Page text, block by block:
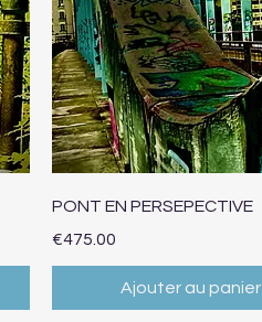
Aperçu rapide
PONT EN PERSEPECTIVE
Prix
€475.00
Ajouter au panier